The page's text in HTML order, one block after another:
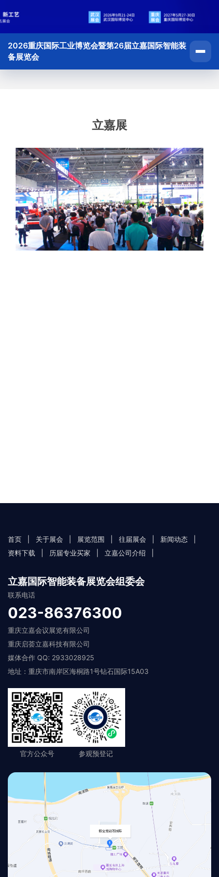
2026重庆国际工业博览会暨第26届立嘉国际智能装
备展览会
立嘉展
首页 关于展会 展览范围 往届展会 新闻动态
资料下载
历届专业买家 立嘉公司介绍
立嘉国际智能装备展览会组委会
联系电话
023-86376300
重庆立嘉会议展览有限公司
重庆启荟立嘉科技有限公司
媒体合作 QQ: 2933028925
地址：重庆市南岸区海桐路1号钻石国际15A03
官方公众号 参观预登记